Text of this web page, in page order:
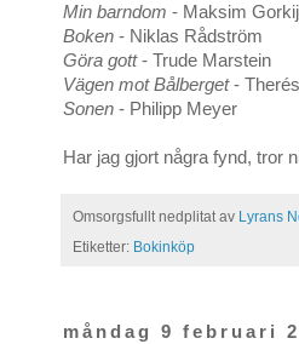
Min barndom - Maksim Gorkij
Boken - Niklas Rådström
Göra gott- Trude Marstein
Vägen mot Bålberget-
Sonen - Philipp Meyer
Har jag gjort några fynd, tror
Omsorgsfullt nedplitat av Lyrans
Etiketter: Bokinköp
måndag 9 februari